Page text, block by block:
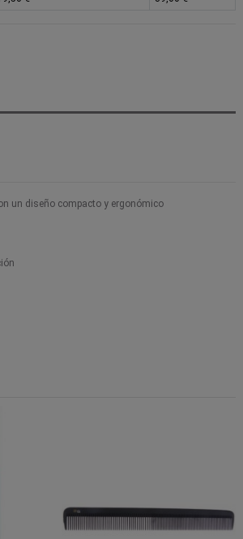
un diseño compacto y ergonómico